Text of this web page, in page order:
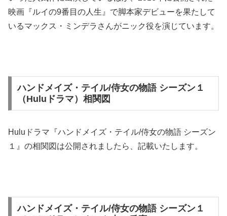
映画『ルイの9番目の人生』で脚本家デビューを果たして
いるマックス・ミンデラさんがニック役を演じています。
ハンドメイズ・テイル/侍女の物語 シーズン１
（Huluドラマ）相関図
Huluドラマ『ハンドメイズ・テイル/侍女の物語 シーズン
１』の相関図は公開されましたら、記載いたします。
ハンドメイズ・テイル/侍女の物語 シーズン１